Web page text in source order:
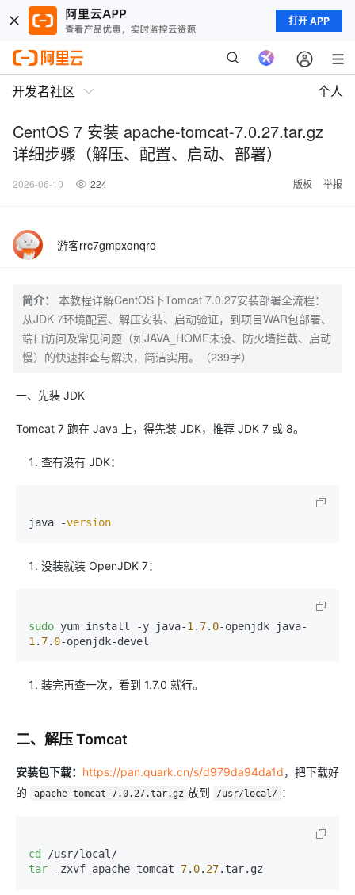
打开 APP
开发者社区 个人
CentOS 7 安装 apache-tomcat-7.0.27.tar.gz
详细步骤（解压、配置、启动、部署）
2026-06-10 224 版权 举报
游客rrc7gmpxqnqro
简介：
本教程详解CentOS下Tomcat 7.0.27安装部署全流程：
从JDK 7环境配置、解压安装、启动验证，到项目WAR包部署、
端口访问及常见问题（如JAVA_HOME未设、防火墙拦截、启动
慢）的快速排查与解决，简洁实用。（239字）
​一、先装 JDK
Tomcat 7 跑在 Java 上，得先装 JDK，推荐 JDK 7 或 8。
查有没有 JDK：
java -version
没装就装 OpenJDK 7：
sudo yum install -y java-1 . 7. 0-openjdk java-
1 . 7. 0
装完再查一次，看到 1.7.0 就行。
二、解压 Tomcat
安装包下载： https://pan.quark.cn/s/d979da94da1d，把下载好
的
apache-tomcat-7.0.27.tar.gz 放到 /usr/local/ ：
cd
tar -zxvf apache-tomcat-7. 0. 27